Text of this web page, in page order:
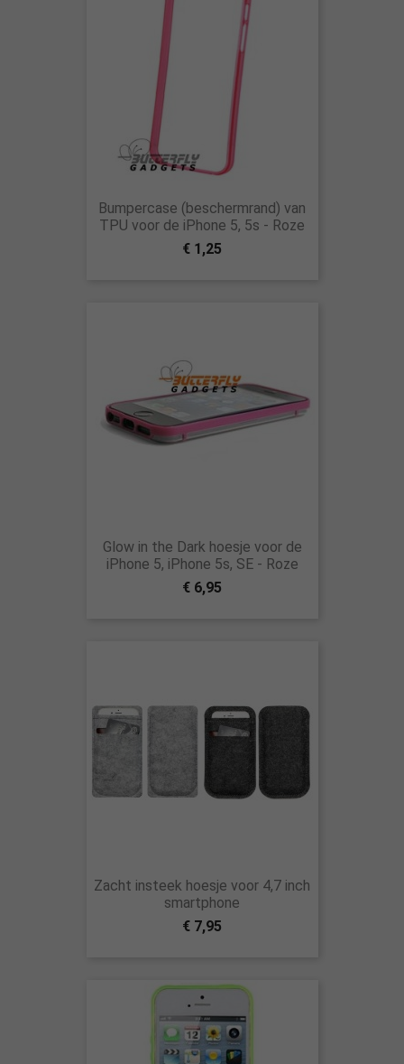
Bumpercase (beschermrand) van
TPU voor de iPhone 5, 5s - Roze
€ 1,25
Glow in the Dark hoesje voor de
iPhone 5, iPhone 5s, SE - Roze
€ 6,95
Zacht insteek hoesje voor 4,7 inch
smartphone
€ 7,95